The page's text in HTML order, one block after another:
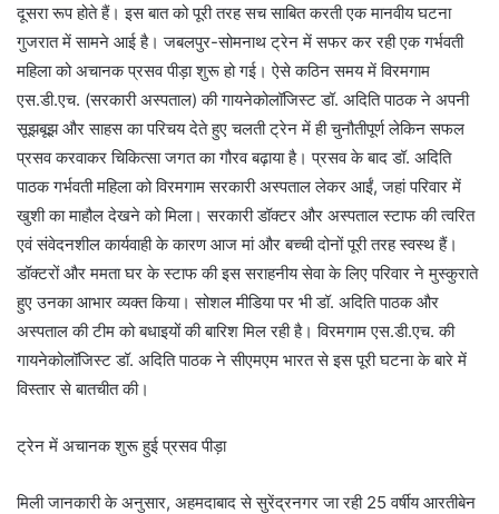
दूसरा रूप होते हैं। इस बात को पूरी तरह सच साबित करती एक मानवीय घटना
गुजरात में सामने आई है। जबलपुर-सोमनाथ ट्रेन में सफर कर रही एक गर्भवती
महिला को अचानक प्रसव पीड़ा शुरू हो गई। ऐसे कठिन समय में विरमगाम
एस.डी.एच. (सरकारी अस्पताल) की गायनेकोलॉजिस्ट डॉ. अदिति पाठक ने अपनी
सूझबूझ और साहस का परिचय देते हुए चलती ट्रेन में ही चुनौतीपूर्ण लेकिन सफल
प्रसव करवाकर चिकित्सा जगत का गौरव बढ़ाया है। प्रसव के बाद डॉ. अदिति
पाठक गर्भवती महिला को विरमगाम सरकारी अस्पताल लेकर आईं, जहां परिवार में
खुशी का माहौल देखने को मिला। सरकारी डॉक्टर और अस्पताल स्टाफ की त्वरित
एवं संवेदनशील कार्यवाही के कारण आज मां और बच्ची दोनों पूरी तरह स्वस्थ हैं।
डॉक्टरों और ममता घर के स्टाफ की इस सराहनीय सेवा के लिए परिवार ने मुस्कुराते
हुए उनका आभार व्यक्त किया। सोशल मीडिया पर भी डॉ. अदिति पाठक और
अस्पताल की टीम को बधाइयों की बारिश मिल रही है। विरमगाम एस.डी.एच. की
गायनेकोलॉजिस्ट डॉ. अदिति पाठक ने सीएमएम भारत से इस पूरी घटना के बारे में
विस्तार से बातचीत की।
ट्रेन में अचानक शुरू हुई प्रसव पीड़ा
मिली जानकारी के अनुसार, अहमदाबाद से सुरेंद्रनगर जा रही 25 वर्षीय आरतीबेन